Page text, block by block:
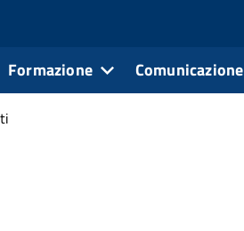
Formazione Comunicazione